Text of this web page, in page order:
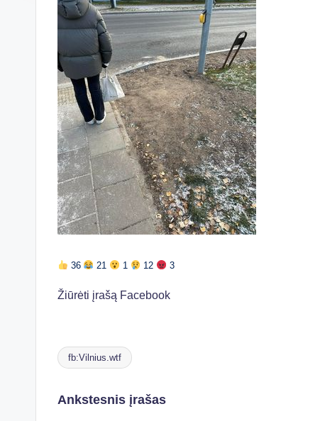
36 21 1 12 3
Žiūrėti įrašą Facebook
Tags:
fb:Vilnius.wtf
Post
Ankstesnis įrašas